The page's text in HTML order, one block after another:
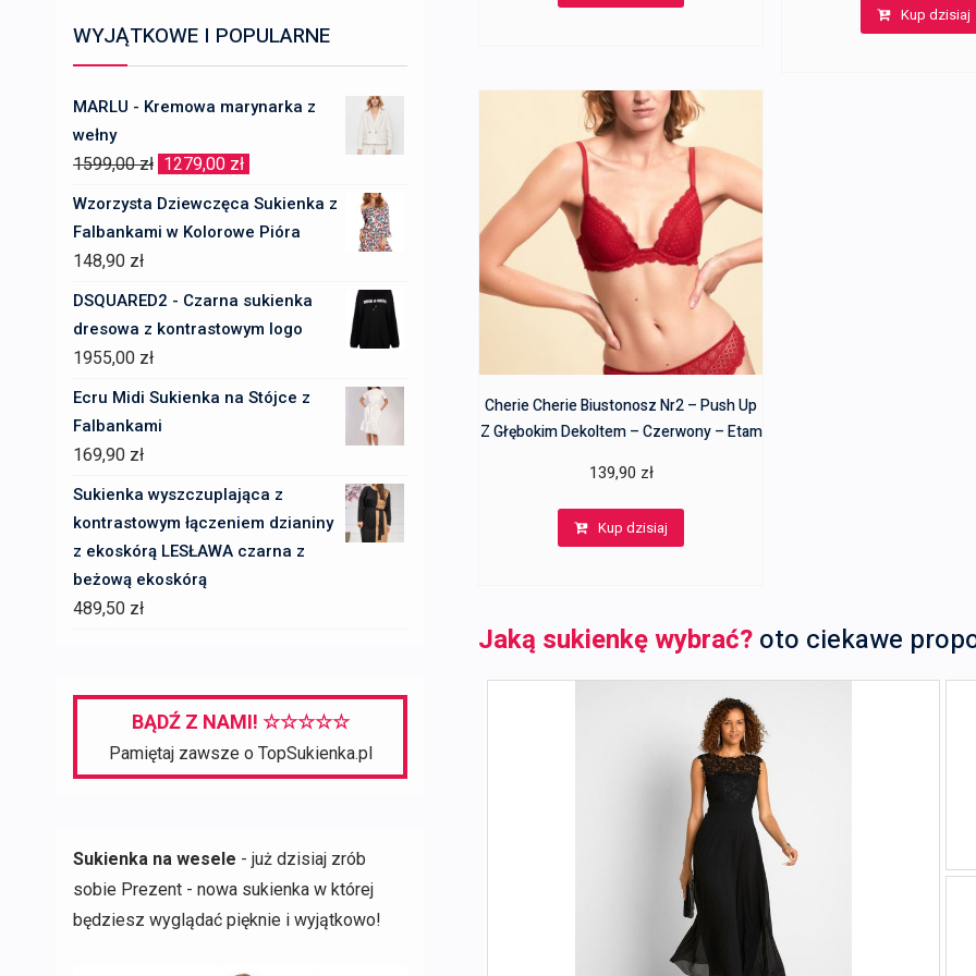
wynosiła:
Kup dzisiaj
Cherie Cherie Biustonosz Nr2 – Push Up
Z Głębokim Dekoltem – Czerwony – Etam
139,90 zł
Kup dzisiaj
Jaką sukienkę wybrać? oto ciekawe
WYJĄTKOWE I POPULARNE
MARLU - Kremowa marynarka z
wełny
1599,00zł Pierwotna
cena
wynosiła:
1279,00 zł
cena
wynosi:
Wzorzysta Dziewczęca Sukienka z
Falbankami w Kolorowe Pióra
148,90 zł
DSQUARED2 - Czarna sukienka
dresowa z kontrastowym logo
1955,00 zł
Ecru Midi Sukienka na Stójce z
Falbankami
169,90 zł
Sukienka wyszczuplająca z
kontrastowym łączeniem dzianiny
z ekoskórą LESŁAWA czarna z
beżową ekoskórą
489,50 zł
BĄDŹ Z NAMI! ☆☆☆☆☆
Pamiętaj zawsze o TopSukienka.pl
Sukienka na wesele - już dzisiaj zrób
sobie Prezent - nowa sukienka w której
będziesz wyglądać pięknie i wyjątkowo!